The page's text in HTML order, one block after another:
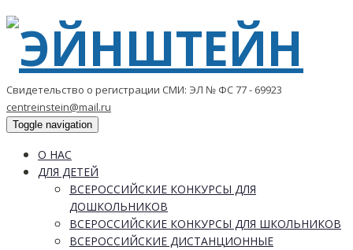
Свидетельство о регистрации СМИ: ЭЛ № ФС 77 - 69923
centreinstein@mail.ru
Toggle navigation
О НАС
ДЛЯ ДЕТЕЙ
ВСЕРОССИЙСКИЕ КОНКУРСЫ ДЛЯ
ДОШКОЛЬНИКОВ
ВСЕРОССИЙСКИЕ КОНКУРСЫ ДЛЯ ШКОЛЬНИКОВ
ВСЕРОССИЙСКИЕ ДИСТАНЦИОННЫЕ